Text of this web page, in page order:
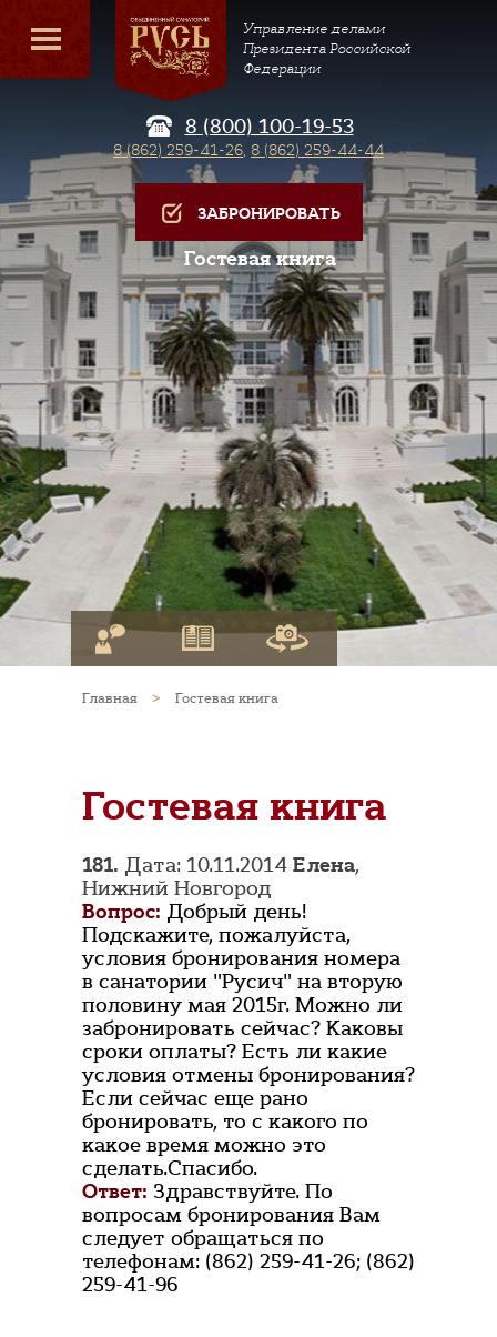
Управление делами
Президента Российской
Федерации
8 (800) 100-19-53
8 (862) 259-41-26, 8 (862) 259-44-44
ЗАБРОНИРОВАТЬ
Гостевая книга
Главная > Гостевая книга
Гостевая книга
181. Дата: 10.11.2014 Елена,
Нижний Новгород
Вопрос: Добрый день!
Подскажите, пожалуйста,
условия бронирования номера
в санатории "Русич" на вторую
половину мая 2015г. Можно ли
забронировать сейчас? Каковы
сроки оплаты? Есть ли какие
условия отмены бронирования?
Если сейчас еще рано
бронировать, то с какого по
какое время можно это
сделать.Спасибо.
Ответ: Здравствуйте. По
вопросам бронирования Вам
следует обращаться по
телефонам: (862) 259-41-26; (862)
259-41-96